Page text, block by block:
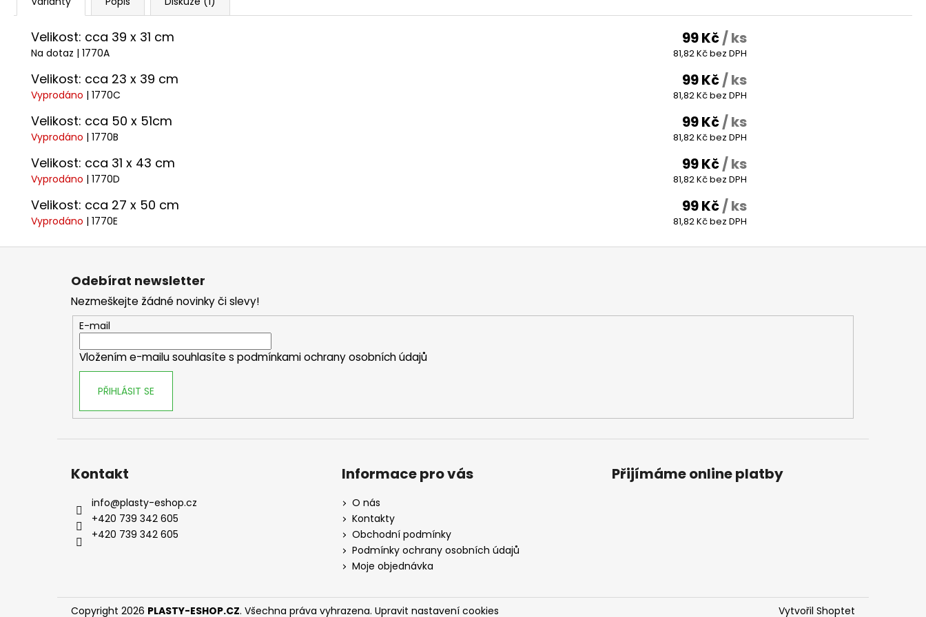
Velikost: cca 39 x 31 cm
Na dotaz | 1770A
99 Kč/ ks
81,82 Kč bez DPH
Velikost: cca 23 x 39 cm
Vyprodáno | 1770C
99 Kč/ ks
81,82 Kč bez DPH
Velikost: cca 50 x 51cm
Vyprodáno | 1770B
99 Kč/ ks
81,82 Kč bez DPH
Velikost: cca 31 x 43 cm
Vyprodáno | 1770D
99 Kč/ ks
81,82 Kč bez DPH
Velikost: cca 27 x 50 cm
Vyprodáno | 1770E
99 Kč/ ks
81,82 Kč bez DPH
Z
Odebírat newsletter
Nezmeškejte žádné novinky či slevy!
E-mail
Vložením e-mailu souhlasíte s podmínkami ochrany osobních údajů
PŘIHLÁSIT SE
Kontakt
info@plasty-eshop.cz
+420 739 342 605
+420 739 342 605
Informace pro vás
O nás
Kontakty
Obchodní podmínky
Podmínky ochrany osobních údajů
Moje objednávka
Přijímáme online platby
Vytvořil Shoptet
Copyright 2026 PLASTY-ESHOP.CZ. Všechna práva vyhrazena. Upravit nastavení cookies